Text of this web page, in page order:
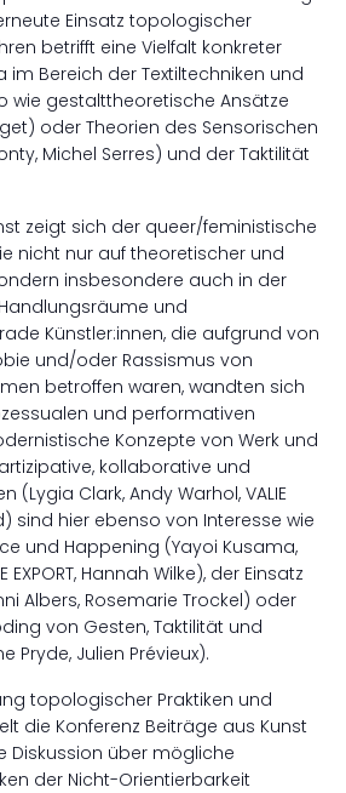
Einsatz topologischer
betrifft eine Vielfalt konkreter
im Bereich der Textiltechniken und
wie gestalttheoretische Ansätze
oder Theorien des Sensorischen
Michel Serres) und der Taktilität
zeigt sich der queer/feministische
nicht nur auf theoretischer und
insbesondere auch in der
und
Künstler:innen, die aufgrund von
und/oder Rassismus von
betroffen waren, wandten sich
und performativen
Konzepte von Werk und
kollaborative und
(Lygia Clark, Andy Warhol, VALIE
sind hier ebenso von Interesse wie
und Happening (Yayoi Kusama,
EXPORT, Hannah Wilke), der Einsatz
Albers, Rosemarie Trockel) oder
von Gesten, Taktilität und
Pryde, Julien Prévieux).
topologischer Praktiken und
die Konferenz Beiträge aus Kunst
Diskussion über mögliche
der Nicht-Orientierbarkeit